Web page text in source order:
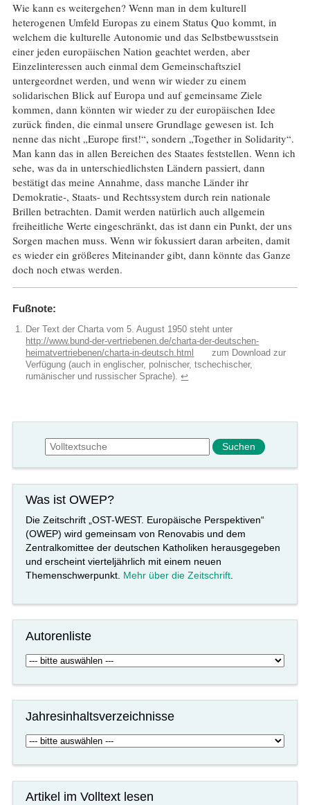
Wie kann es weitergehen? Wenn man in dem kulturell
heterogenen Umfeld Europas zu einem Status Quo kommt, in
welchem die kulturelle Autonomie und das Selbstbewusstsein
einer jeden europäischen Nation geachtet werden, aber
Einzelinteressen auch einmal dem Gemeinschaftsziel
untergeordnet werden, und wenn wir wieder zu einem
solidarischen Blick auf Europa und auf gemeinsame Ziele
kommen, dann könnten wir wieder zu der europäischen Idee
zurück finden, die einmal unsere Grundlage gewesen ist. Ich
nenne das nicht „Europe first!“, sondern „Together in Solidarity“.
Man kann das in allen Bereichen des Staates feststellen. Wenn ich
sehe, was da in unterschiedlichsten Ländern passiert, dann
bestätigt das meine Annahme, dass manche Länder ihr
Demokratie-, Staats- und Rechtssystem durch rein nationale
Brillen betrachten. Damit werden natürlich auch allgemein
freiheitliche Werte eingeschränkt, das ist dann ein Punkt, der uns
Sorgen machen muss. Wenn wir fokussiert daran arbeiten, damit
es wieder ein größeres Miteinander gibt, dann könnte das Ganze
doch noch etwas werden.
Fußnote:
Der Text der Charta vom 5. August 1950 steht unter
http://www.bund-der-vertriebenen.de/charta-der-deutschen-
heimatvertriebenen/charta-in-deutsch.html
zum Download zur
Verfügung (auch in englischer, polnischer, tschechischer,
rumänischer und russischer Sprache).↩︎
Suchformular
Suche
Was ist OWEP?
Die Zeitschrift „OST-WEST. Europäische Perspektiven“
(OWEP) wird gemeinsam von Renovabis und dem
Zentralkomittee der deutschen Katholiken herausgegeben
und erscheint vierteljährlich mit einem neuen
Themenschwerpunkt. Mehr über die Zeitschrift
Autorenliste
Jahresinhaltsverzeichnisse
Artikel im Volltext lesen